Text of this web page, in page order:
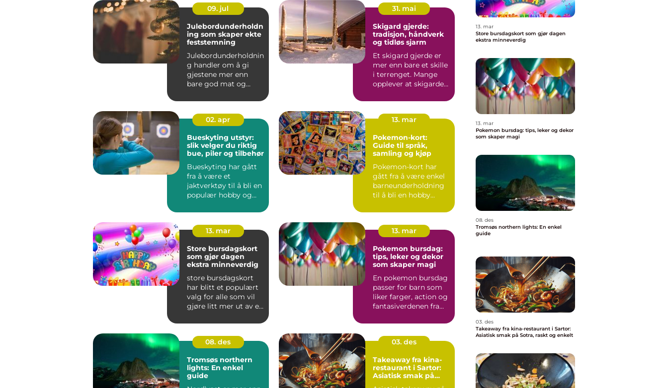
09. jul
Julebordunderholdn
ing som skaper ekte
feststemning
Julebordunderholdnin
g handler om å gi
gjestene mer enn
bare god mat og
N&a...
31. mai
Skigard gjerde:
tradisjon, håndverk
og tidløs sjarm
Et skigard gjerde er
mer enn bare et skille
i terrenget. Mange
opplever at skigarden
02. apr
Bueskyting utstyr:
slik velger du riktig
bue, piler og tilbehør
Bueskyting har gått
fra å være et
jaktverktøy til å bli en
populær hobby og
Mange...
13. mar
Pokemon-kort:
Guide til språk,
samling og kjøp
Pokemon-kort har
gått fra å være enkel
barneunderholdning
til å bli en hobby...
13. mar
Store bursdagskort
som gjør dagen
ekstra minneverdig
store bursdagskort
har blitt et populært
valg for alle som vil
gjøre litt mer ut av en
13. mar
Pokemon bursdag:
tips, leker og dekor
som skaper magi
En pokemon bursdag
passer for barn som
liker farger, action og
fantasiverdenen fra
08. des
Tromsøs northern
lights: En enkel
guide
03. des
Takeaway fra kina-
restaurant i Sartor:
Asiatisk smak på
13. mar
Store bursdagskort som gjør dagen
ekstra minneverdig
13. mar
Pokemon bursdag: tips, leker og dekor
som skaper magi
08. des
Tromsøs northern lights: En enkel
guide
03. des
Takeaway fra kina-restaurant i Sartor:
Asiatisk smak på Sotra, raskt og enkelt